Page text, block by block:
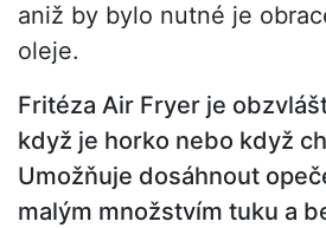
aniž by bylo nutné je
oleje.
Fritéza Air Fryer je
když je horko nebo když
Umožňuje dosáhnout
malým množstvím tuku a